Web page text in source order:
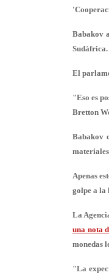
Babakov
Sudáfrica.
El
"Eso es
Bretton
Babakov
Apenas
golpe a la
La
una nota
monedas
"La